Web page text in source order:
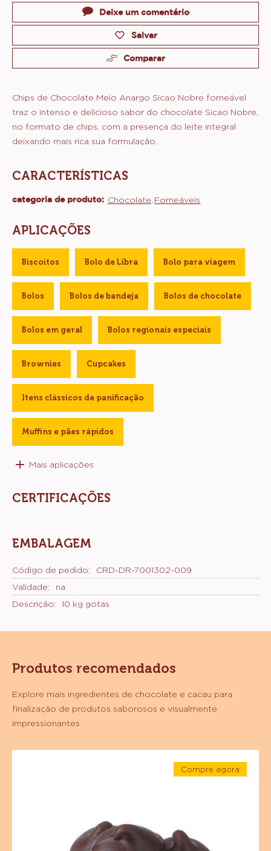
Deixe um comentário
Salvar
Comparar
Chips de Chocolate Meio Anargo Sicao Nobre forneável
traz o intenso e delicioso sabor do chocolate Sicao Nobre,
no formato de chips, com a presença do leite integral
deixando mais rica sua formulação.
CARACTERÍSTICAS
Características
categoria de produto: Chocolate Forneáveis
APLICAÇÕES
Biscoitos Bolo de Libra Bolo para viagem
Bolos Bolos de bandeja Bolos de chocolate
Bolos em geral Bolos regionais especiais
Brownies Cupcakes
Itens clássicos de panificação
Muffins e pães rápidos
Mais aplicações
CERTIFICAÇÕES
EMBALAGEM
Código de pedido:
CRD-DR-7001302-009
Validade:
na
Descrição:
10 kg gotas
Produtos recomendados
Explore mais ingredientes de chocolate e cacau para
finalização de produtos saborosos e visualmente
impressionantes
Compre agora
-